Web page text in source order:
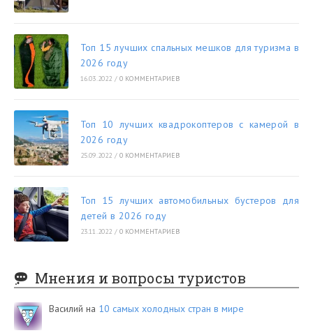
Топ 15 лучших спальных мешков для туризма в
2026 году
16.03.2022 / 0 КОММЕНТАРИЕВ
Топ 10 лучших квадрокоптеров с камерой в
2026 году
25.09.2022 / 0 КОММЕНТАРИЕВ
Топ 15 лучших автомобильных бустеров для
детей в 2026 году
23.11.2022 / 0 КОММЕНТАРИЕВ
Мнения и вопросы туристов
Василий на 10 самых холодных стран в мире